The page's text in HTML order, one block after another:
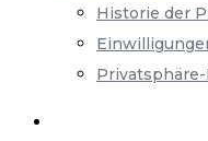
Historie der